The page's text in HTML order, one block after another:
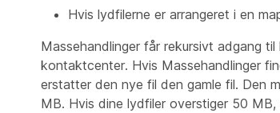
Hvis lydfilerne er arrangeret i en
Massehandlinger får rekursivt adgang
kontaktcenter. Hvis Massehandlinger
erstatter den nye fil den gamle fil. Den
MB. Hvis dine lydfiler overstiger 50